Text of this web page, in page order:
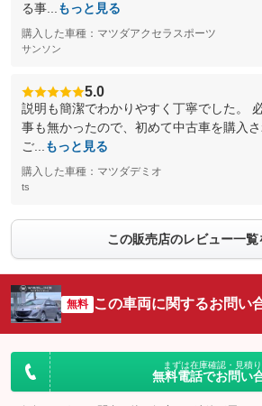
る事...
もっと見る
購入した車種：マツダアクセラスポーツ
サンソン
5.0
説明も簡潔でわかりやすく丁寧でした。
事も無かったので、初めて中古車を購入
ご...
もっと見る
購入した車種：マツダデミオ
ts
この販売店のレビュー一覧
無料 この車両に関するお問い
まずは在庫確認・見積
無料電話でお問い